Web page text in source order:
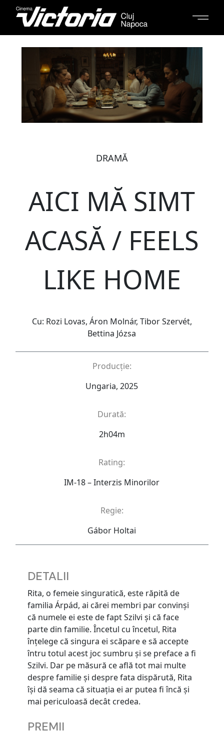
DRAMĂ
AICI MĂ SIMT
ACASĂ / FEELS
LIKE HOME
Cu: Rozi Lovas, Áron Molnár, Tibor Szervét,
Bettina Józsa
Producție:
Ungaria, 2025
Durată:
2h04m
Rating:
IM-18 – Interzis Minorilor
Regie:
Gábor Holtai
DETALII
Rita, o femeie singuratică, este răpită de
familia Árpád, ai cărei membri par convinşi
că numele ei este de fapt Szilvi şi că face
parte din familie. Încetul cu încetul, Rita
înţelege că singura ei scăpare e să accepte
întru totul acest joc sumbru şi se preface a fi
Szilvi. Dar pe măsură ce află tot mai multe
despre familie şi despre fata dispărută, Rita
îşi dă seama că situaţia ei ar putea fi încă şi
mai periculoasă decât credea.
PREMII